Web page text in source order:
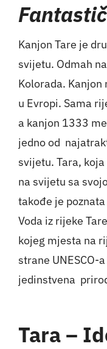
Kanjon Tare je
svijetu. Odmah
Kolorada. Kanjon
u Evropi. Sama
a kanjon 1333
jedno od
svijetu. Tara,
na svijetu sa
takođe je
Voda iz rijeke
kojeg mjesta na
strane UNESCO-a
jedinstvena
Tara –